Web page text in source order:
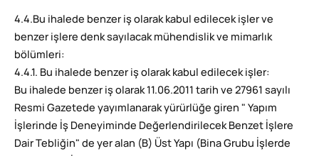
4.4.Bu ihalede benzer iş olarak kabul edilecek işler ve
benzer işlere denk sayılacak mühendislik ve mimarlık
bölümleri:
4.4.1. Bu ihalede benzer iş olarak kabul edilecek işler:
Bu ihalede benzer iş olarak 11.06.2011 tarih ve 27961 sayılı
Resmi Gazetede yayımlanarak yürürlüğe giren " Yapım
İşlerinde İş Deneyiminde Değerlendirilecek Benzet İşlere
Dair Tebliğin" de yer alan (B) Üst Yapı (Bina Grubu İşlerde